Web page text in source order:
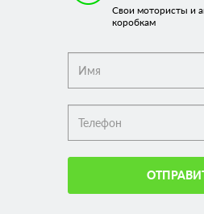
Свои мотористы и
коробкам